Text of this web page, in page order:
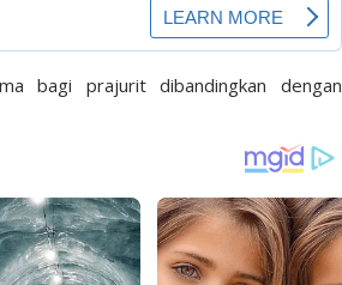
bagi prajurit dibandingkan dengan